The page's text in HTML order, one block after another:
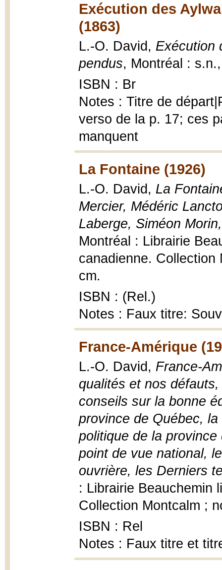
Exécution des
(1863)
L.-O. David, Exécution
pendus, Montréal :
ISBN : Br
Notes : Titre de
verso de la p. 17; ces
manquent
La Fontaine (1926)
L.-O. David, La
Mercier, Médéric
Laberge, Siméon
Montréal : Librairie
canadienne.
cm.
ISBN : (Rel.)
Notes : Faux titre:
France-Amérique
L.-O. David, France-
qualités et nos
conseils sur la bonne
province de Québec,
politique de la
point de vue national,
ouvrière, les Derniers
: Librairie Beauchemin
Collection Montcalm ;
ISBN : Rel
Notes : Faux titre et